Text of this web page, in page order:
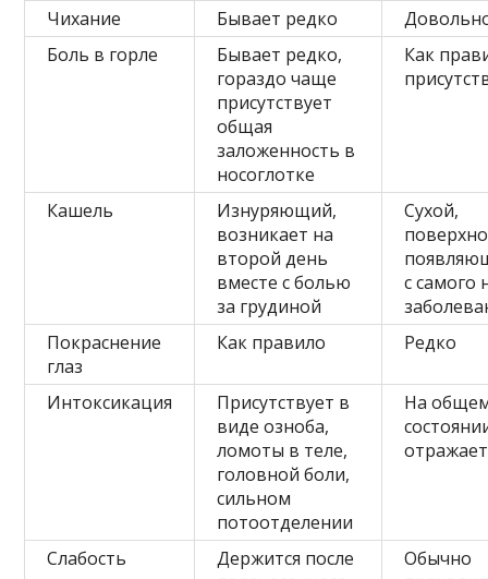
Чихание Бывает редко
Боль в горле
Бывает редко,
гораздо чаще
присутствует
общая
заложенность в
носоглотке
Как
Кашель
Изнуряющий,
возникает на
второй день
вместе с болью
за грудиной
Сухой,
с самого
Покраснение
глаз
Как правило Редко
Интоксикация
Присутствует в
виде озноба,
ломоты в теле,
головной боли,
сильном
потоотделении
На
Слабость
Держится после
Обычно